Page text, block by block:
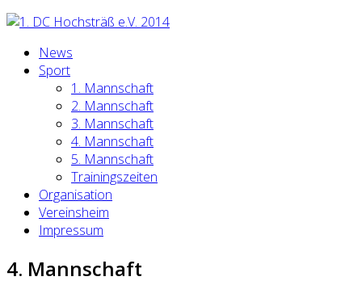
News
Sport
1. Mannschaft
2. Mannschaft
3. Mannschaft
4. Mannschaft
5. Mannschaft
Trainingszeiten
Organisation
Vereinsheim
Impressum
4. Mannschaft